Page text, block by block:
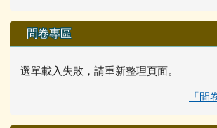
問卷專區
選單載入失敗，請重新整理頁面。
「